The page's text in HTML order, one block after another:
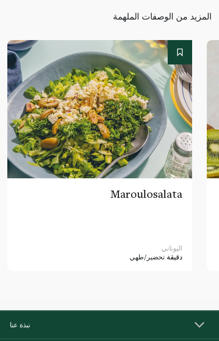
المزيد من الوصفات الملهمة
Maroulosalata
اليوناني
دقيقة تحضير/طهي
نبذة عنا